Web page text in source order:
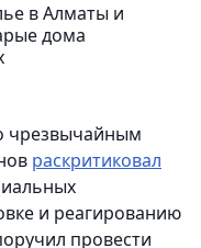
в Алматы и
дома
чрезвычайным
раскритиковал
и реагированию
провести